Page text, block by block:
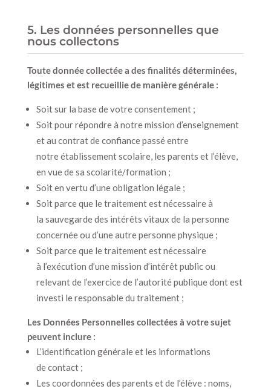
5. Les données personnelles que
nous collectons
Toute donnée collectée a des finalités déterminées,
légitimes et est recueillie de manière générale :
Soit sur la base de votre consentement ;
Soit pour répondre à notre mission d’enseignement
et au contrat de confiance passé entre
notre établissement scolaire, les parents et l’élève,
en vue de sa scolarité/formation ;
Soit en vertu d’une obligation légale ;
Soit parce que le traitement est nécessaire à
la sauvegarde des intérêts vitaux de la personne
concernée ou d’une autre personne physique ;
Soit parce que le traitement est nécessaire
à l’exécution d’une mission d’intérêt public ou
relevant de l’exercice de l’autorité publique dont est
investi le responsable du traitement ;
Les Données Personnelles collectées à votre sujet
peuvent inclure :
L’identification générale et les informations
de contact ;
Les coordonnées des parents et de l’élève : noms,